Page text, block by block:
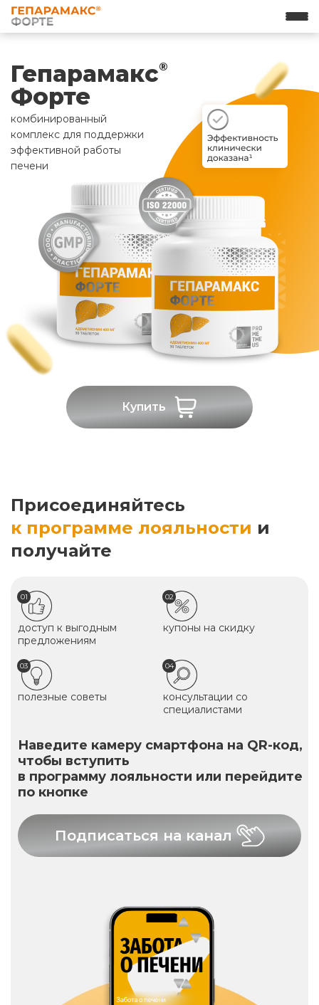
Гепарамакс®
Форте
комбинированный
комплекс для поддержки
эффективной работы
печени
Купить
Присоединяйтесь
к программе лояльности и
получайте
01
доступ к выгодным
предложениям
02
купоны на скидку
03
полезные советы
04
консультации со
специалистами
Наведите камеру смартфона на QR-код,
чтобы вступить
в программу лояльности или перейдите
по кнопке
Подписаться на канал